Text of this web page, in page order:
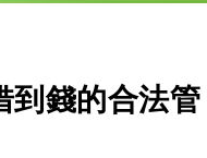
到錢的合法管